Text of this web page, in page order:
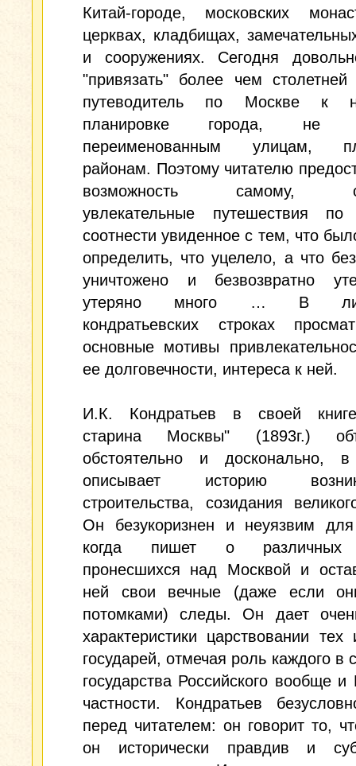
Китай-городе, московских
церквах, кладбищах,
и сооружениях. Сегодня
"привязать" более чем столетней
путеводитель по Москве к
планировке города, не
переименованным улицам,
районам. Поэтому читателю
возможность самому,
увлекательные путешествия по
соотнести увиденное с тем, что
определить, что уцелело, а что
уничтожено и безвозвратно
утеряно много … В
кондратьевских строках
основные мотивы
ее долговечности, интереса к ней.
И.К. Кондратьев в своей
старина Москвы" (1893г.)
обстоятельно и досконально, в
описывает историю
строительства, созидания
Он безукоризнен и неуязвим для
когда пишет о различных
пронесшихся над Москвой и
ней свои вечные (даже если
потомками) следы. Он дает
характеристики царствовании
государей, отмечая роль каждого в
государства Российского вообще
частности. Кондратьев
перед читателем: он говорит то,
он исторически правдив и